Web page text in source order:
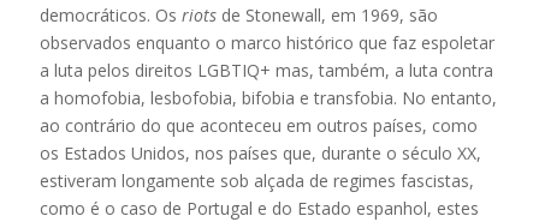
democráticos. Osriots de Stonewall, em 1969, são
observados enquanto o marco histórico que faz espoletar
a luta pelos direitos LGBTIQ+ mas, também, a luta contra
a homofobia, lesbofobia, bifobia e transfobia. No entanto,
ao contrário do que aconteceu em outros países, como
os Estados Unidos, nos países que, durante o século XX,
estiveram longamente sob alçada de regimes fascistas,
como é o caso de Portugal e do Estado espanhol, estes